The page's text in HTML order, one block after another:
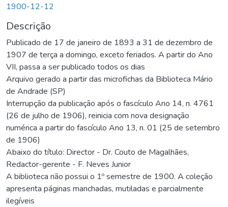
1900-12-12
Descrição
Publicado de 17 de janeiro de 1893 a 31 de dezembro de
1907 de terça a domingo, exceto feriados. A partir do Ano
VII, passa a ser publicado todos os dias
Arquivo gerado a partir das microfichas da Biblioteca Mário
de Andrade (SP)
Interrupção da publicação após o fascículo Ano 14, n. 4761
(26 de julho de 1906), reinicia com nova designação
numérica a partir do fascículo Ano 13, n. 01 (25 de setembro
de 1906)
Abaixo do título: Director - Dr. Couto de Magalhães,
Redactor-gerente - F. Neves Junior
A biblioteca não possui o 1º semestre de 1900. A coleção
apresenta páginas manchadas, mutiladas e parcialmente
ilegíveis